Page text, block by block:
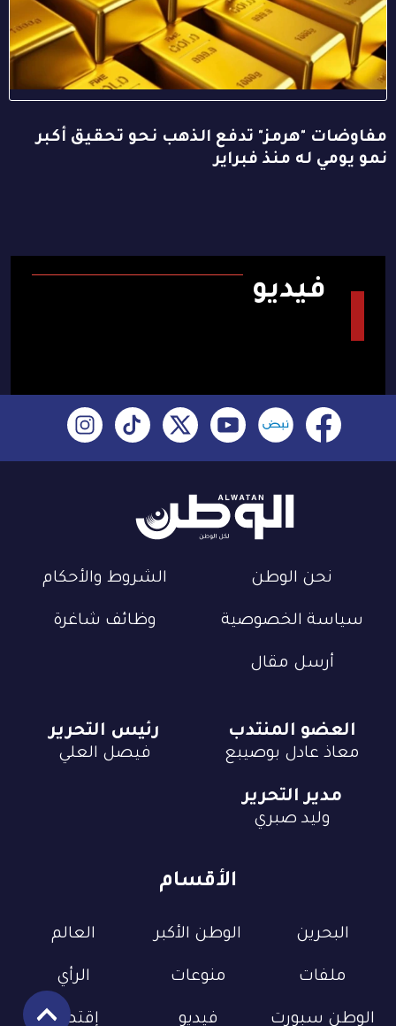
مفاوضات "هرمز" تدفع الذهب نحو تحقيق أكبر
نمو يومي له منذ فبراير
فيديو
نحن الوطن الشروط والأحكام
سياسة الخصوصية وظائف شاغرة
أرسل مقال
الأقسام
البحرين الوطن الأكبر العالم
ملفات منوعات الرأي
الوطن سبورت فيديو إقتصاد
العضو المنتدب
معاذ عادل بوصيبع
رئيس التحرير
فيصل العلي
مدير التحرير
وليد صبري